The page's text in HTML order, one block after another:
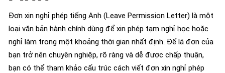
Đơn xin nghỉ phép tiếng Anh (Leave Permission Letter) là một
loại văn bản hành chính dùng để xin phép tạm nghỉ học hoặc
nghỉ làm trong một khoảng thời gian nhất định. Để lá đơn của
bạn trở nên chuyên nghiệp, rõ ràng và dễ được chấp thuận,
bạn có thể tham khảo cấu trúc cách viết đơn xin nghỉ phép